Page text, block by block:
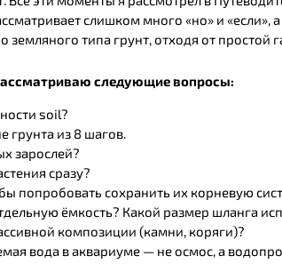
слишком много «но» и
земляного типа грунт, отходя от простой
следующие вопросы:
soil?
грунта из 8 шагов.
зарослей?
сразу?
попробовать сохранить их корневую
ёмкость? Какой размер шланга
композиции (камни, коряги)?
вода в аквариуме — не осмос, а